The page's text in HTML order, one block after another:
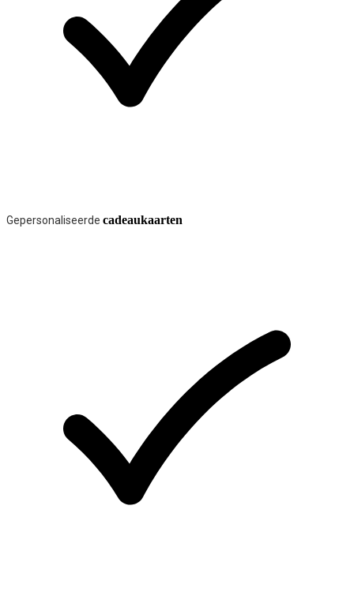
Gepersonaliseerde cadeaukaarten